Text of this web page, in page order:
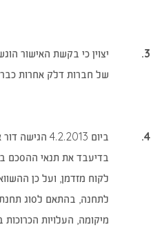
3.
של חברות דלק אחרות כבר
4.
ביום
בדיעבד את תנאי ההסכם
לקוח מזדמן, ועל כן
לתחנה, בהתאם לסוג
מיקומה, העלויות